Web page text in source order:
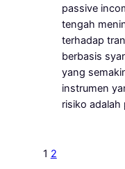
passive
tengah
terhadap
berbasis
yang
instrumen
risiko
1 2